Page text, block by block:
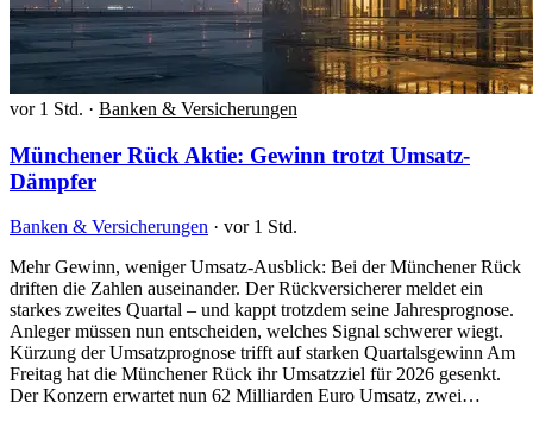
vor 1 Std. · Banken & Versicherungen
Münchener Rück Aktie: Gewinn trotzt Umsatz-
Dämpfer
Banken & Versicherungen · vor 1 Std.
Mehr Gewinn, weniger Umsatz-Ausblick: Bei der Münchener Rück
driften die Zahlen auseinander. Der Rückversicherer meldet ein
starkes zweites Quartal – und kappt trotzdem seine Jahresprognose.
Anleger müssen nun entscheiden, welches Signal schwerer wiegt.
Kürzung der Umsatzprognose trifft auf starken Quartalsgewinn Am
Freitag hat die Münchener Rück ihr Umsatzziel für 2026 gesenkt.
Der Konzern erwartet nun 62 Milliarden Euro Umsatz, zwei…